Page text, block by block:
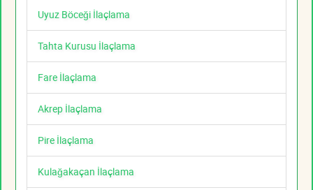
Uyuz Böceği İlaçlama
Tahta Kurusu İlaçlama
Fare İlaçlama
Akrep İlaçlama
Pire İlaçlama
Kulağakaçan İlaçlama